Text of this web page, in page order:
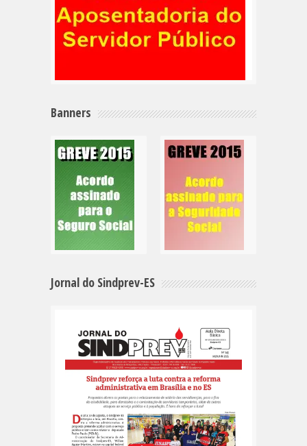
Banners
Jornal do Sindprev-ES